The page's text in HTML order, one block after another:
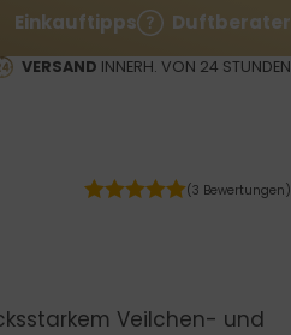
Einkauftipps Duftberater
VERSAND INNERH. VON 24 STUNDEN
(3 Bewertungen)
Veilchen- und